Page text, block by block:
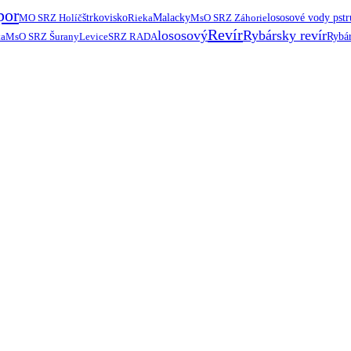
MO SRZ HolíčštrkoviskoRiekaMalackyMsO SRZ Záhorielososové vody
MsO SRZ ŠuranyLeviceSRZ RADAlososovýRevírRybársky revír